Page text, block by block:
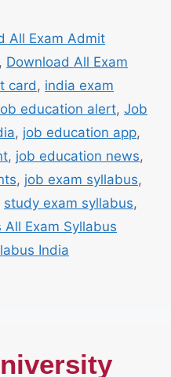
All Exam Admit
, Download All Exam
card , india exam
education alert, Job
, job education app,
, job education news,
, job exam syllabus,
study exam syllabus,
All Exam Syllabus
India